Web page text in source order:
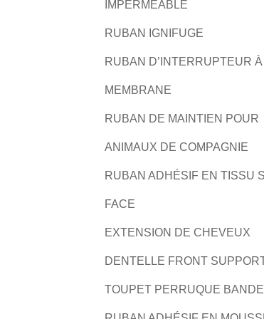
IMPERMÉABLE
RUBAN IGNIFUGE
RUBAN D’INTERRUPTEUR À
MEMBRANE
RUBAN DE MAINTIEN POUR
ANIMAUX DE COMPAGNIE
RUBAN ADHÉSIF EN TISSU
FACE
EXTENSION DE CHEVEUX
DENTELLE FRONT
TOUPET PERRUQUE BANDE